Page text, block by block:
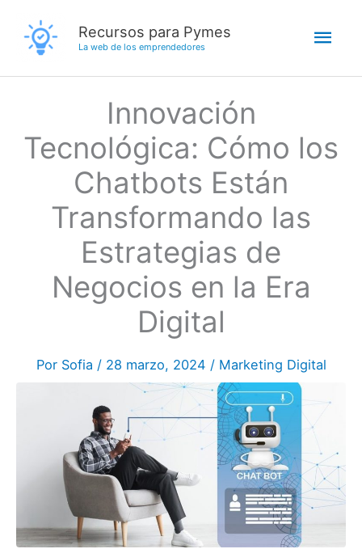
contenido
Recursos para Pymes
La web de los emprendedores
Innovación
Tecnológica: Cómo los
Chatbots Están
Transformando las
Estrategias de
Negocios en la Era
Digital
Por Sofia / 28 marzo, 2024 / Marketing Digital